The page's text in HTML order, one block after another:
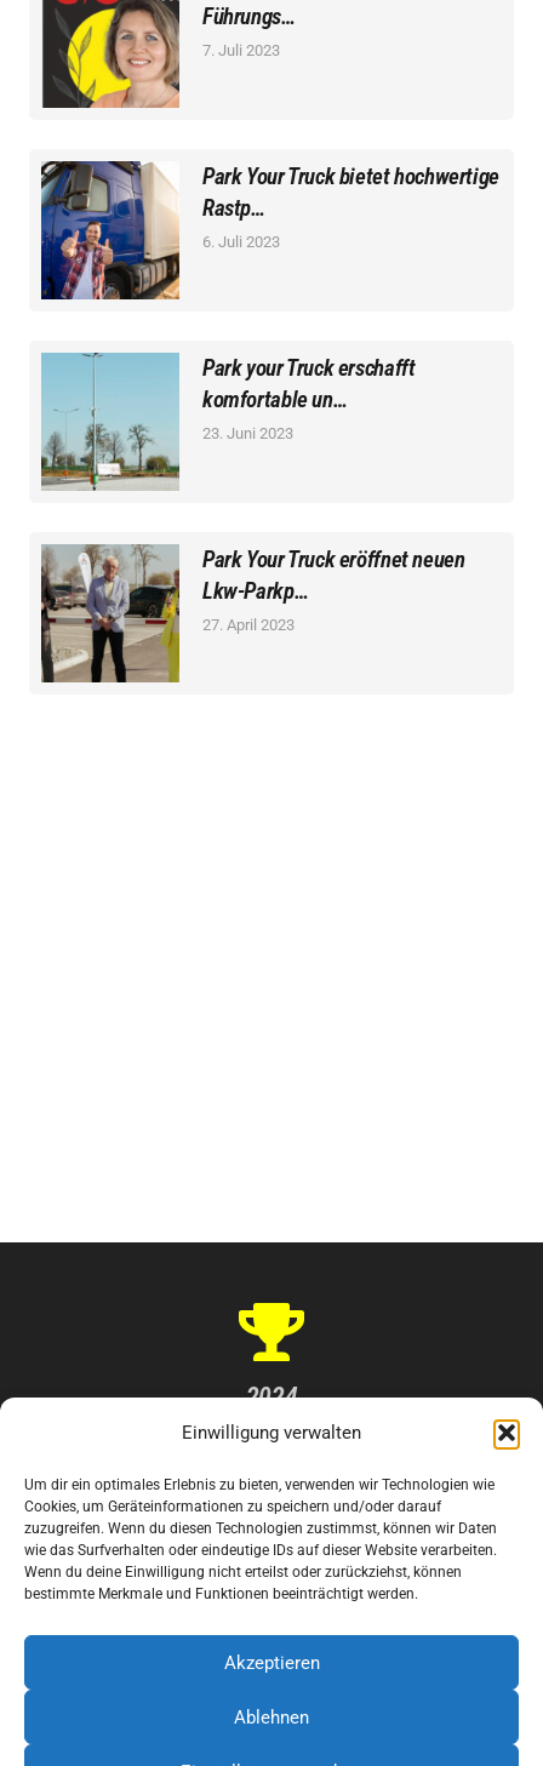
Einwilligung verwalten
Um dir ein optimales Erlebnis zu bieten, verwenden wir Technologien wie
Cookies, um Geräteinformationen zu speichern und/oder darauf
zuzugreifen. Wenn du diesen Technologien zustimmst, können wir Daten
wie das Surfverhalten oder eindeutige IDs auf dieser Website verarbeiten.
Wenn du deine Einwilligung nicht erteilst oder zurückziehst, können
bestimmte Merkmale und Funktionen beeinträchtigt werden.
Akzeptieren
Ablehnen
Führungs…
7. Juli 2023
Park Your Truck bietet hochwertige
Rastp…
6. Juli 2023
Park your Truck erschafft
komfortable un…
23. Juni 2023
Park Your Truck eröffnet neuen
Lkw-Parkp…
27. April 2023
2024
DVZ LEO Award
2021
Eco performance Award
Diese Internetseite verwendet Cookies für die Analyse und
Statistik. Cookies helfen uns, die Benutzerfreundlichkeit